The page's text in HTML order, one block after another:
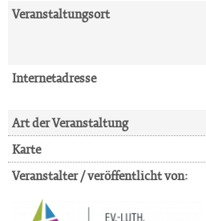
Veranstaltungsort
Internetadresse
Art der Veranstaltung
Karte
Veranstalter / veröffentlicht von: